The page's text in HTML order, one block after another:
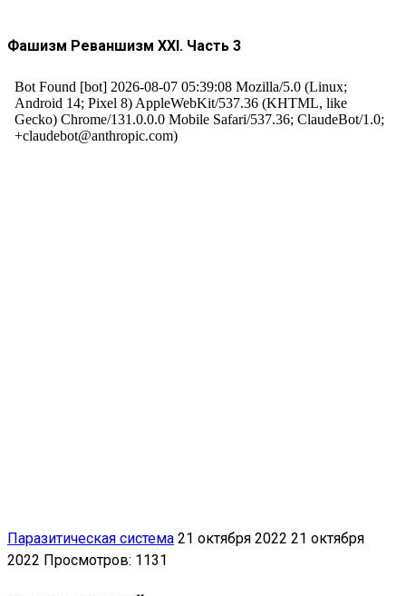
Фашизм Реваншизм XXI. Часть 3
Паразитическая система 21 октября 2022 21 октября
2022 Просмотров: 1131